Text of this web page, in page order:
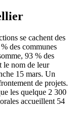
se cachent des
des communes
93 % des
le nom de leur
15 mars. Un
de projets.
les quelque 2 300
accueillent 54